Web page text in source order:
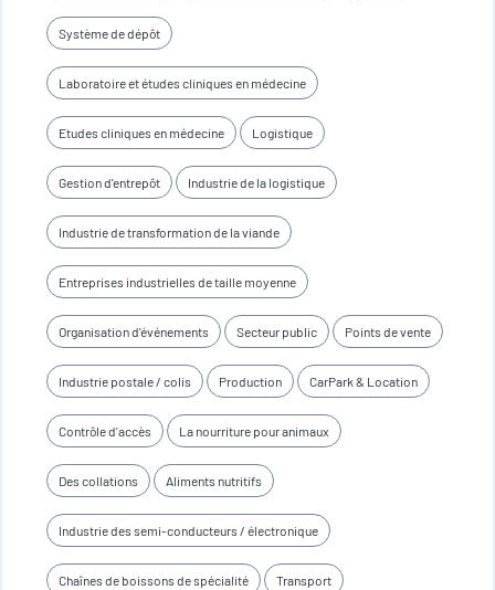
Système de dépôt
Laboratoire et études cliniques en médecine
Etudes cliniques en médecine Logistique
Gestion d'entrepôt Industrie de la logistique
Industrie de transformation de la viande
Entreprises industrielles de taille moyenne
Organisation d'événements Secteur public Points de vente
Industrie postale / colis Production CarPark & Location
Contrôle d'accès La nourriture pour animaux
Des collations Aliments nutritifs
Industrie des semi-conducteurs / électronique
Chaînes de boissons de spécialité Transport